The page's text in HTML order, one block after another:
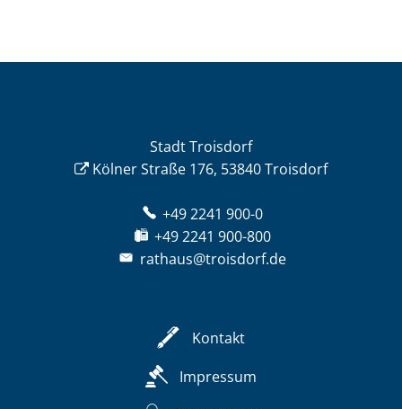
Stadt Troisdorf
Kölner Straße 176, 53840 Troisdorf
+49 2241 900-0
+49 2241 900-800
rathaus@troisdorf.de
Kontakt
Impressum